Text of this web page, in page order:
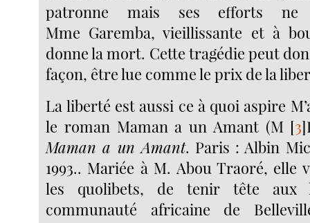
patronne mais ses efforts ne
Mme Garemba, vieillissante et à
donne la mort. Cette tragédie peut
façon, être lue comme le prix de la
La liberté est aussi ce à quoi aspire
le roman Maman a un Amant (M[3]
Maman a un Amant. Paris : Albin
1993.. Mariée à M. Abou Traoré, elle
les quolibets, de tenir tête aux
communauté africaine de